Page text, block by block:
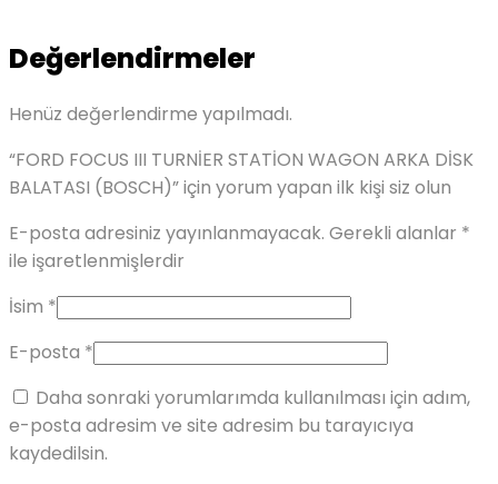
Değerlendirmeler
Henüz değerlendirme yapılmadı.
“FORD FOCUS III TURNİER STATİON WAGON ARKA DİSK
BALATASI (BOSCH)” için yorum yapan ilk kişi siz olun
E-posta adresiniz yayınlanmayacak. Gerekli alanlar *
ile işaretlenmişlerdir
İsim *
E-posta *
Daha sonraki yorumlarımda kullanılması için adım,
e-posta adresim ve site adresim bu tarayıcıya
kaydedilsin.